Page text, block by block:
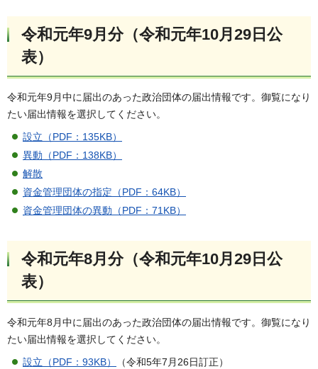
令和元年9月分（令和元年10月29日公
表）
令和元年9月中に届出のあった政治団体の届出情報です。御覧になり
たい届出情報を選択してください。
設立（PDF：135KB）
異動（PDF：138KB）
解散
資金管理団体の指定（PDF：64KB）
資金管理団体の異動（PDF：71KB）
令和元年8月分（令和元年10月29日公
表）
令和元年8月中に届出のあった政治団体の届出情報です。御覧になり
たい届出情報を選択してください。
設立（PDF：93KB）
（令和5年7月26日訂正）